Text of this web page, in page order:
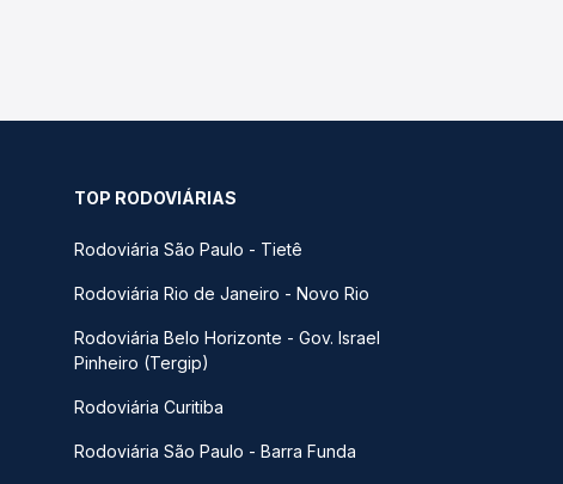
TOP RODOVIÁRIAS
Rodoviária São Paulo - Tietê
Rodoviária Rio de Janeiro - Novo Rio
Rodoviária Belo Horizonte - Gov. Israel
Pinheiro (Tergip)
Rodoviária Curitiba
Rodoviária São Paulo - Barra Funda